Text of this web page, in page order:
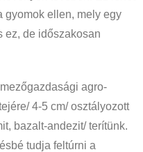
gyomok ellen, mely egy
ez, de időszakosan
agro-
4-5 cm/ osztályozott
bazalt-andezit/ terítünk.
tudja feltúrni a